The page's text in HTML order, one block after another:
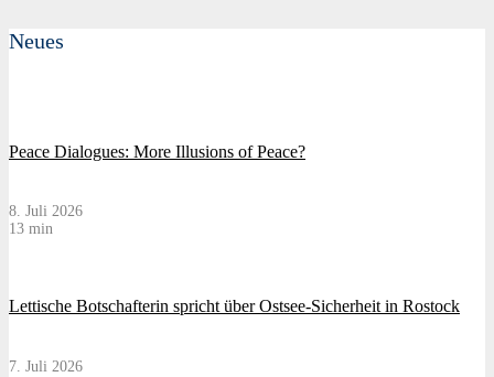
Neues
Peace Dialogues: More Illusions of Peace?
8. Juli 2026
13 min
Lettische Botschafterin spricht über Ostsee-Sicherheit in Rostock
7. Juli 2026